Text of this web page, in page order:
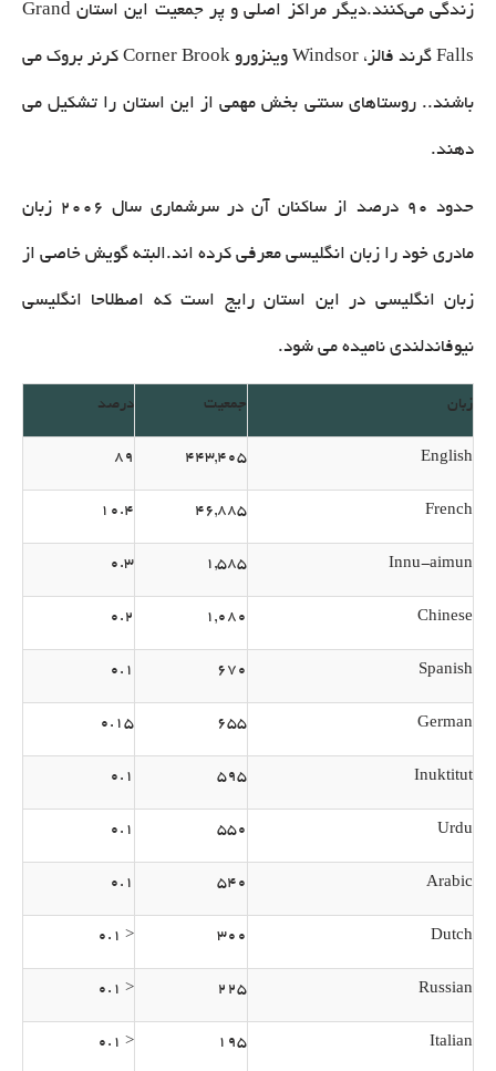
زندگی می‌کنند.دیگر مراکز اصلی و پر جمعیت این استان Grand
Falls گرند فالز، Windsor وینزورو Corner Brook کرنر بروک می
باشند.. روستاهای سنتی بخش مهمی از این استان را تشکیل می
دهند.
حدود 90 درصد از ساکنان آن در سرشماری سال ۲۰۰۶ زبان
مادری خود را زبان انگلیسی معرفی کرده اند.البته گویش خاصی از
زبان انگلیسی در این استان رایج است که اصطلاحا انگلیسی
نیوفاندلندی نامیده می شود.
زبان جمعیت درصد
English
443,405
89
French
46,885
10.4
Innu-aimun
1,585
0.3
Chinese
1,080
0.2
Spanish
670
0.1
German
655
0.15
Inuktitut
595
0.1
Urdu
550
0.1
Arabic
540
0.1
Dutch
300
< 0.1
Russian
225
< 0.1
Italian
195
< 0.1